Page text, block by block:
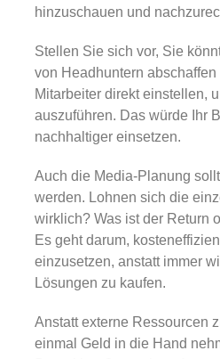
Über uns
Karriere
hinzuschauen und
Stellen Sie sich vor, Sie
von Headhuntern
Mitarbeiter direkt einstellen,
auszuführen. Das würde Ihr
nachhaltiger einsetzen.
Auch die Media-Planung
werden. Lohnen sich die
wirklich? Was ist der Return
Es geht darum,
einzusetzen, anstatt immer
Lösungen zu kaufen.
Anstatt externe Ressourcen
einmal Geld in die Hand